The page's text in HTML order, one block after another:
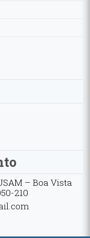
– Boa Vista
210